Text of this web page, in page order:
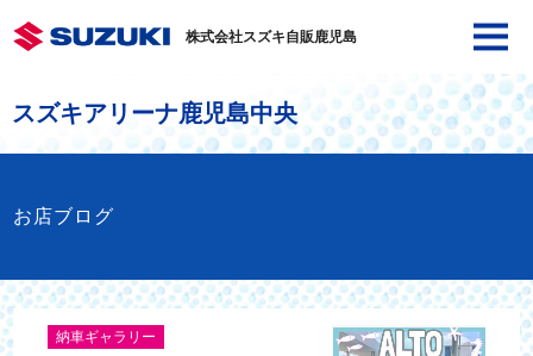
株式会社スズキ自販鹿児島
スズキアリーナ鹿児島中央
お店ブログ
納車ギャラリー